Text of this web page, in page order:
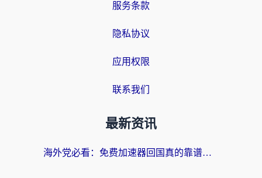
服务条款
隐私协议
应用权限
联系我们
最新资讯
海外党必看：免费加速器回国真的靠谱吗？3步教你选到好用的归雁替代